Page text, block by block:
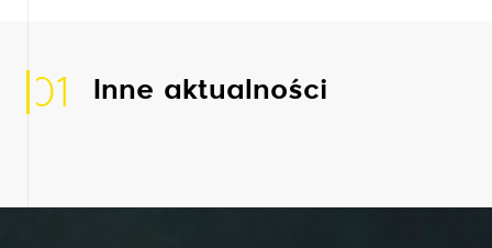
01 Inne aktualności